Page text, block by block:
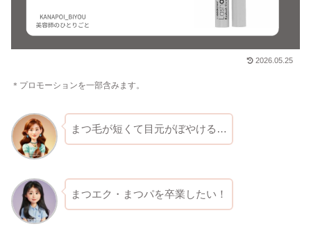
2026.05.25
＊プロモーションを一部含みます。
まつ毛が短くて目元がぼやける…
まつエク・まつパを卒業したい！